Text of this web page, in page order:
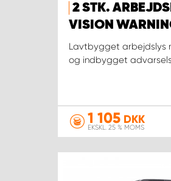
2 STK.
VISION
Lavtbygget arbejdslys
og indbygget
1 105 DKK
EKSKL. 25 % MOMS